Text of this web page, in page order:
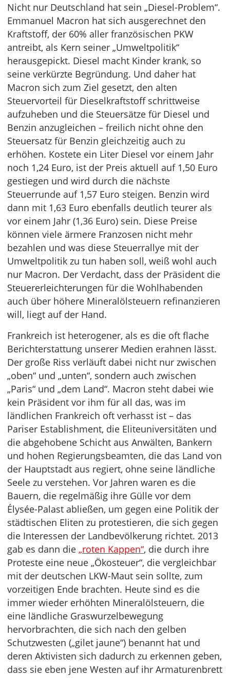
Nicht nur Deutschland hat sein „Diesel-Problem“.
Emmanuel Macron hat sich ausgerechnet den
Kraftstoff, der 60% aller französischen PKW
antreibt, als Kern seiner „Umweltpolitik“
herausgepickt. Diesel macht Kinder krank, so
seine verkürzte Begründung. Und daher hat
Macron sich zum Ziel gesetzt, den alten
Steuervorteil für Dieselkraftstoff schrittweise
aufzuheben und die Steuersätze für Diesel und
Benzin anzugleichen – freilich nicht ohne den
Steuersatz für Benzin gleichzeitig auch zu
erhöhen. Kostete ein Liter Diesel vor einem Jahr
noch 1,24 Euro, ist der Preis aktuell auf 1,50 Euro
gestiegen und wird durch die nächste
Steuerrunde auf 1,57 Euro steigen. Benzin wird
dann mit 1,63 Euro ebenfalls deutlich teurer als
vor einem Jahr (1,36 Euro) sein. Diese Preise
können viele ärmere Franzosen nicht mehr
bezahlen und was diese Steuerrallye mit der
Umweltpolitik zu tun haben soll, weiß wohl auch
nur Macron. Der Verdacht, dass der Präsident die
Steuererleichterungen für die Wohlhabenden
auch über höhere Mineralölsteuern refinanzieren
will, liegt auf der Hand.
Frankreich ist heterogener, als es die oft flache
Berichterstattung unserer Medien erahnen lässt.
Der große Riss verläuft dabei nicht nur zwischen
„oben“ und „unten“, sondern auch zwischen
„Paris“ und „dem Land“. Macron steht dabei wie
kein Präsident vor ihm für all das, was im
ländlichen Frankreich oft verhasst ist – das
Pariser Establishment, die Eliteuniversitäten und
die abgehobene Schicht aus Anwälten, Bankern
und hohen Regierungsbeamten, die das Land von
der Hauptstadt aus regiert, ohne seine ländliche
Seele zu verstehen. Vor Jahren waren es die
Bauern, die regelmäßig ihre Gülle vor dem
Élysée-Palast abließen, um gegen eine Politik der
städtischen Eliten zu protestieren, die sich gegen
die Interessen der Landbevölkerung richtet. 2013
gab es dann die „roten Kappen“, die durch ihre
Proteste eine neue „Ökosteuer“, die vergleichbar
mit der deutschen LKW-Maut sein sollte, zum
vorzeitigen Ende brachten. Heute sind es die
immer wieder erhöhten Mineralölsteuern, die
eine ländliche Graswurzelbewegung
hervorbrachten, die sich nach den gelben
Schutzwesten („gilet jaune“) benannt hat und
deren Aktivisten sich dadurch zu erkennen geben,
dass sie eben jene Westen auf ihr Armaturenbrett